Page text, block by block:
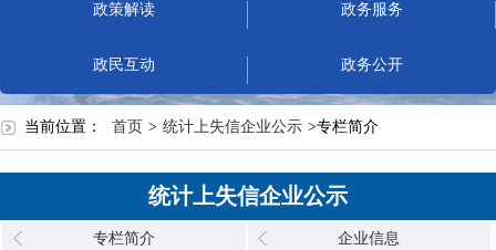
政策解读 政务服务
政民互动 政务公开
当前位置： 首页 > 统计上失信企业公示 >专栏简介
统计上失信企业公示
专栏简介 企业信息